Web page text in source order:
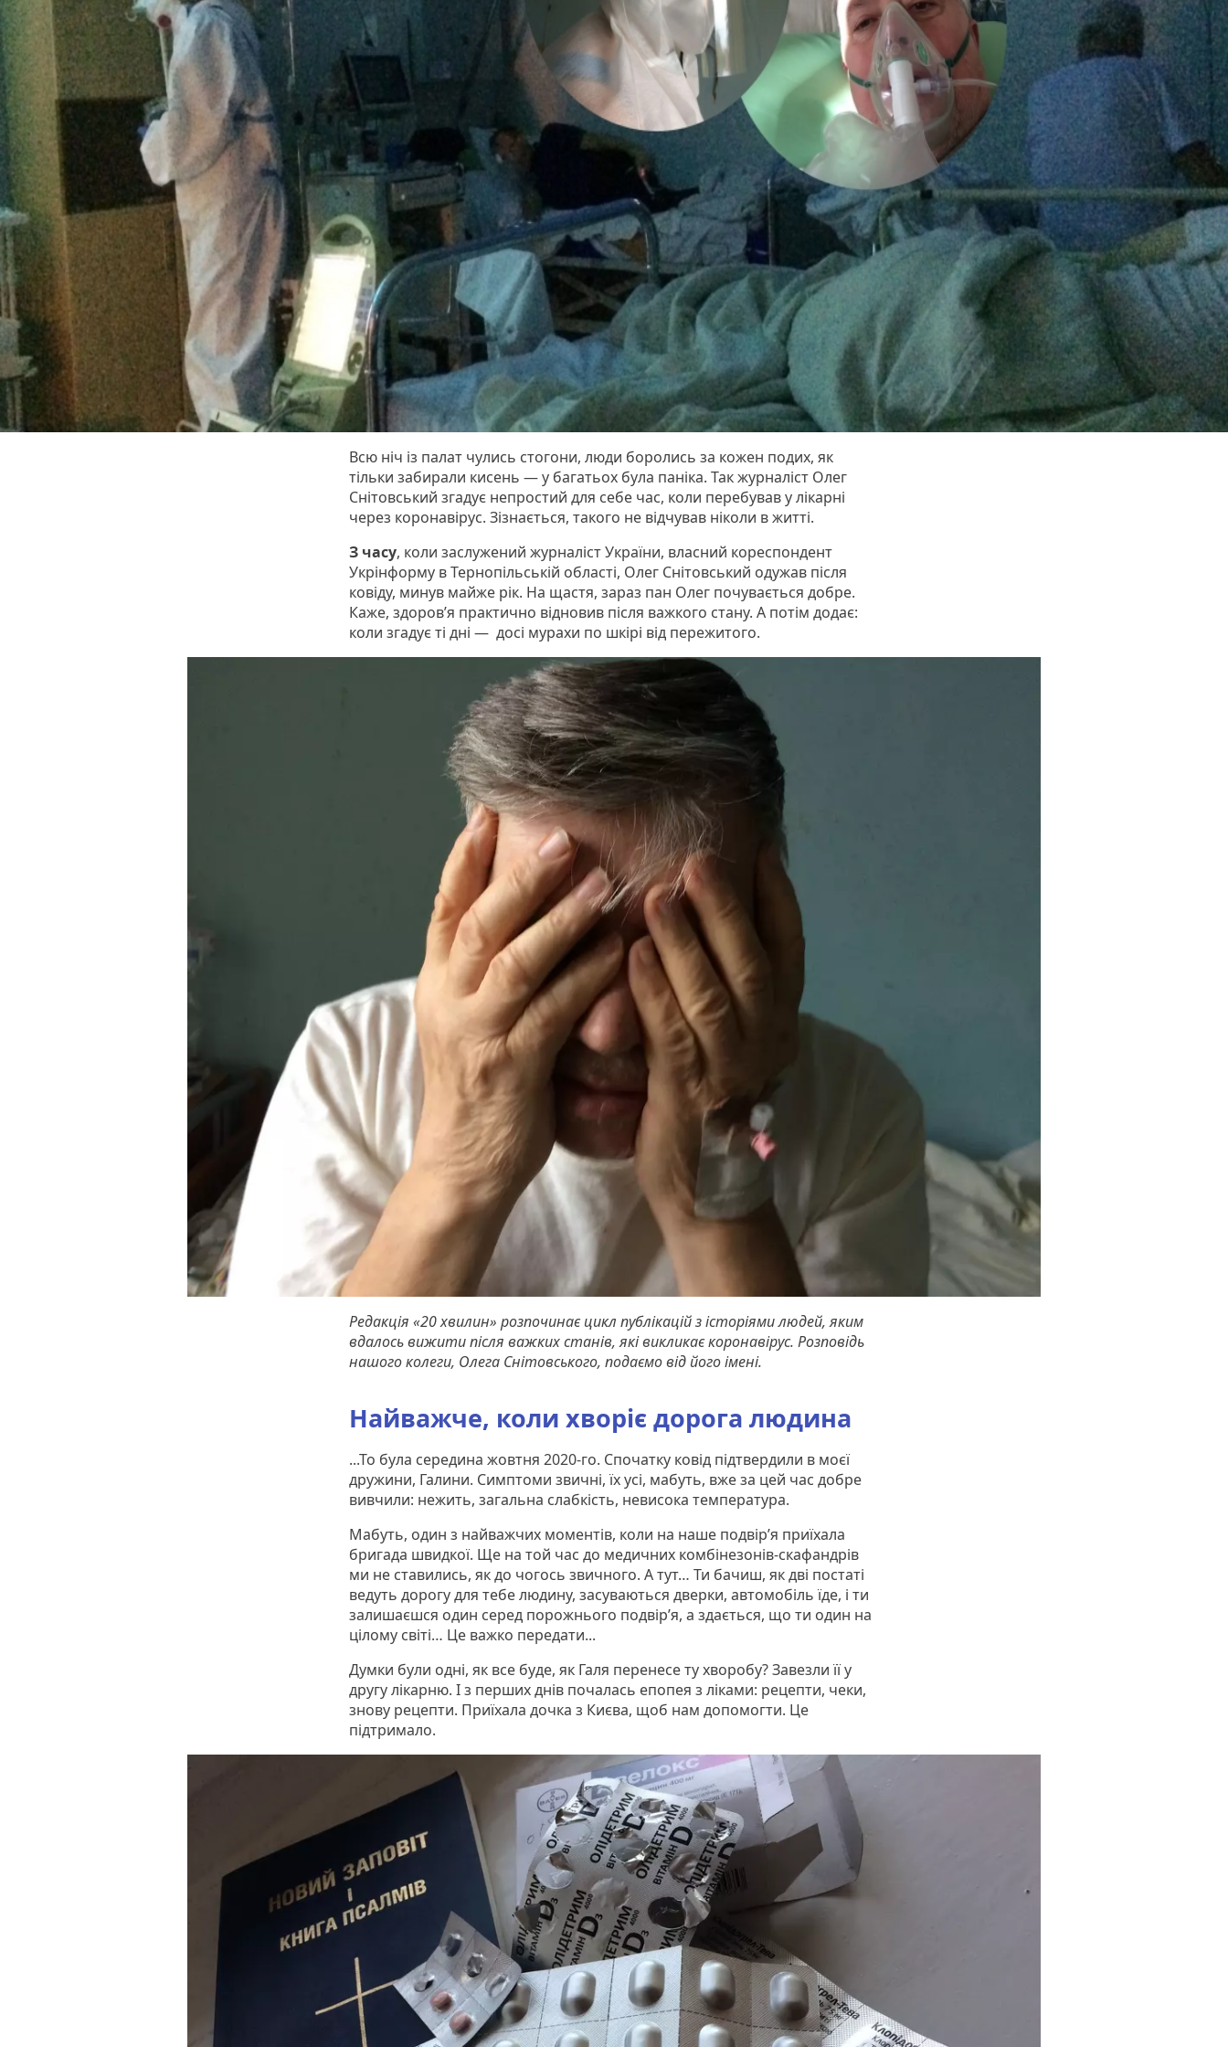
Всю ніч із палат чулись стогони, люди боролись за кожен подих, як
тільки забирали кисень — у багатьох була паніка. Так журналіст Олег
Снітовський згадує непростий для себе час, коли перебував у лікарні
через коронавірус. Зізнається, такого не відчував ніколи в житті.
З часу, коли заслужений журналіст України, власний кореспондент
Укрінформу в Тернопільській області, Олег Снітовський одужав після
ковіду, минув майже рік. На щастя, зараз пан Олег почувається добре.
Каже, здоров’я практично відновив після важкого стану. А потім додає:
коли згадує ті дні — досі мурахи по шкірі від пережитого.
Редакція «20 хвилин» розпочинає цикл публікацій з історіями людей, яким
вдалось вижити після важких станів, які викликає коронавірус. Розповідь
нашого колеги, Олега Снітовського, подаємо від його імені.
Найважче, коли хворіє дорога людина
...То була середина жовтня 2020-го. Спочатку ковід підтвердили в моєї
дружини, Галини. Симптоми звичні, їх усі, мабуть, вже за цей час добре
вивчили: нежить, загальна слабкість, невисока температура.
Мабуть, один з найважчих моментів, коли на наше подвір’я приїхала
бригада швидкої. Ще на той час до медичних комбінезонів-скафандрів
ми не ставились, як до чогось звичного. А тут… Ти бачиш, як дві постаті
ведуть дорогу для тебе людину, засуваються дверки, автомобіль їде, і ти
залишаєшся один серед порожнього подвір’я, а здається, що ти один на
цілому світі… Це важко передати...
Думки були одні, як все буде, як Галя перенесе ту хворобу? Завезли її у
другу лікарню. І з перших днів почалась епопея з ліками: рецепти, чеки,
знову рецепти. Приїхала дочка з Києва, щоб нам допомогти. Це
підтримало.